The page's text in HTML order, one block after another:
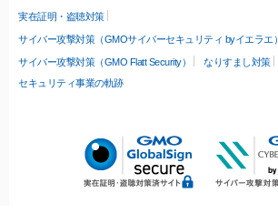
実在証明・盗聴対策
サイバー攻撃対策（GMOサイバーセキュリティ byイエラエ）
サイバー攻撃対策（GMO Flatt Security）
なりすまし対策
セキュリティ事業の軌跡